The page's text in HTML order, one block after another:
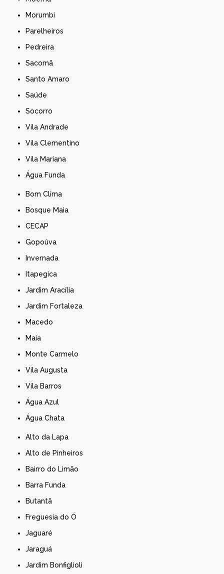
Morumbi
Parelheiros
Pedreira
Sacomã
Santo Amaro
Saúde
Socorro
Vila Andrade
Vila Clementino
Vila Mariana
Água Funda
Bom Clima
Bosque Maia
CECAP
Gopoúva
Invernada
Itapegica
Jardim Aracília
Jardim Fortaleza
Macedo
Maia
Monte Carmelo
Vila Augusta
Vila Barros
Água Azul
Água Chata
Alto da Lapa
Alto de Pinheiros
Bairro do Limão
Barra Funda
Butantã
Freguesia do Ó
Jaguaré
Jaraguá
Jardim Bonfiglioli